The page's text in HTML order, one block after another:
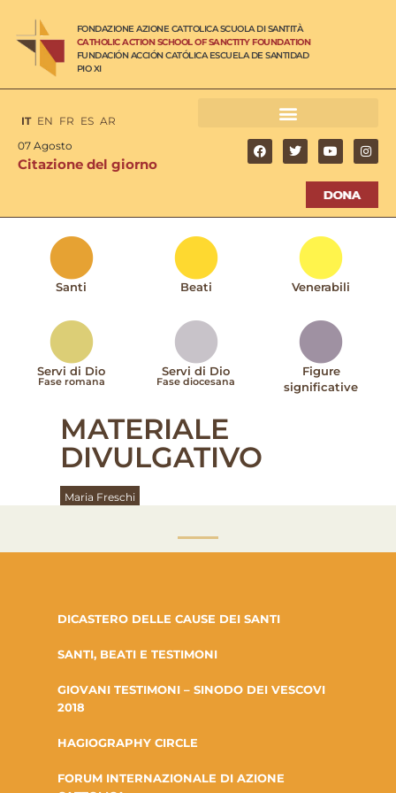
FONDAZIONE AZIONE CATTOLICA SCUOLA DI SANTITÀ
CATHOLIC ACTION SCHOOL OF SANCTITY FOUNDATION
FUNDACIÓN ACCIÓN CATÓLICA ESCUELA DE SANTIDAD
PIO XI
IT EN FR ES AR
07 Agosto
Citazione del giorno
Santi Beati Venerabili
Servi di Dio
Fase romana
Servi di Dio
Fase diocesana
Figure
significative
MATERIALE
DIVULGATIVO
Maria Freschi
DICASTERO DELLE CAUSE DEI SANTI
SANTI, BEATI E TESTIMONI
GIOVANI TESTIMONI – SINODO DEI VESCOVI
2018
HAGIOGRAPHY CIRCLE
FORUM INTERNAZIONALE DI AZIONE